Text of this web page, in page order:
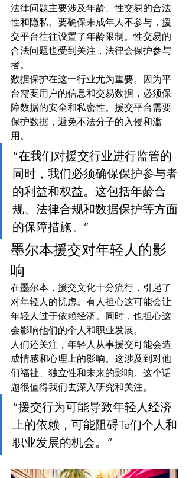
法律问题主要涉及年龄、性交易的合法
性和隐私。要确保未成年人不参与，援
交平台往往设置了年龄限制。性交易的
合法问题也受到关注，法律会保护参与
者。
数据保护在这一行业尤为重要。因为平
台需要用户的信息和交易数据，必须保
障数据的安全和私密性。援交平台需要
保护数据，避免不法分子的入侵和滥
用。
“在我们对援交行业进行监管的
同时，我们必须确保保护参与者
的利益和权益。这包括年龄合
规、法律合规和数据保护等方面
的保障措施。”
墨尔本援交对年轻人的影
响
在墨尔本，援交文化十分流行，引起了
对年轻人的忧虑。有人担心这可能会让
年轻人过于依赖经济。同时，也担心这
会影响他们的个人和职业发展。
人们还关注，年轻人从事援交可能会造
成情感和心理上的影响。这涉及到对他
们福祉、独立性和未来的影响。这个话
题很值得我们去深入研究和关注。
“援交行为可能导致年轻人经济
上的依赖，可能阻碍Ta们个人和
职业发展的机会。”